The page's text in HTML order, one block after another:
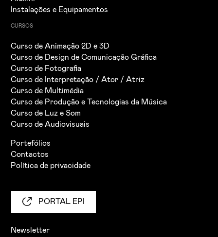
Instalações e Equipamentos
CURSOS
Curso de Animação 2D e 3D
Curso de Design de Comunicação Gráfica
Curso de Fotografia
Curso de Interpretação / Ator / Atriz
Curso de Multimédia
Curso de Produção e Tecnologias da Música
Curso de Luz e Som
Curso de Audiovisuais
Portefólios
Contactos
Política de privacidade
PORTAL EPI
Newsletter